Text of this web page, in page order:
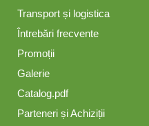
Transport și logistica
Întrebări frecvente
Promoții
Galerie
Catalog.pdf
Parteneri și Achiziții